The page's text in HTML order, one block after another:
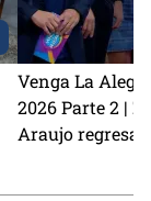
Venga La
2026 Parte 2 |
Araujo